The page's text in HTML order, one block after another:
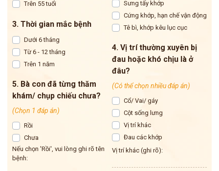
Trên 55 tuổi
3. Thời gian mắc bệnh
Dưới 6 tháng
Từ 6 - 12 tháng
Trên 1 năm
5. Bà con đã từng thăm
khám/ chụp chiếu chưa?
(Chọn 1 đáp án)
Rồi
Chưa
Nếu chọn 'Rồi', vui lòng ghi rõ tên
bệnh:
Sưng tấy khớp
Cứng khớp, hạn chế vận động
Tê bì, khớp kêu lục cục
4. Vị trí thường xuyên bị
đau hoặc khó chịu là ở
đâu?
(Có thể chọn nhiều đáp án)
Cổ/ Vai/ gáy
Cột sống lưng
Vị trí khác
Đau các khớp
Vị trí khác (ghi rõ):